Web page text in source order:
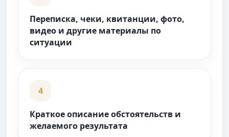
Переписка, чеки, квитанции, фото,
видео и другие материалы по
ситуации
4
Краткое описание обстоятельств и
желаемого результата